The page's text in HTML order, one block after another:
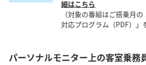
細はこちら
（対象の番組はご搭乗月
対応プログラム（PDF）」
パーソナルモニター上の客室乗務